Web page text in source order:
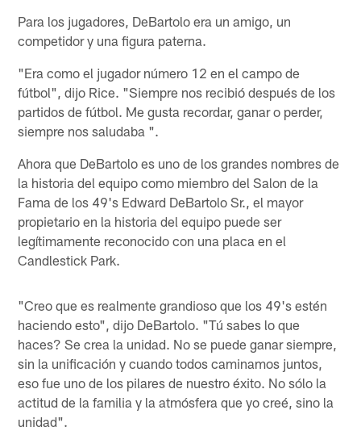
Para los jugadores, DeBartolo era un amigo, un
competidor y una figura paterna.
"Era como el jugador número 12 en el campo de
fútbol", dijo Rice. "Siempre nos recibió después de los
partidos de fútbol. Me gusta recordar, ganar o perder,
siempre nos saludaba ".
Ahora que DeBartolo es uno de los grandes nombres de
la historia del equipo como miembro del Salon de la
Fama de los 49's Edward DeBartolo Sr., el mayor
propietario en la historia del equipo puede ser
legítimamente reconocido con una placa en el
Candlestick Park.
"Creo que es realmente grandioso que los 49's estén
haciendo esto", dijo DeBartolo. "Tú sabes lo que
haces? Se crea la unidad. No se puede ganar siempre,
sin la unificación y cuando todos caminamos juntos,
eso fue uno de los pilares de nuestro éxito. No sólo la
actitud de la familia y la atmósfera que yo creé, sino la
unidad".